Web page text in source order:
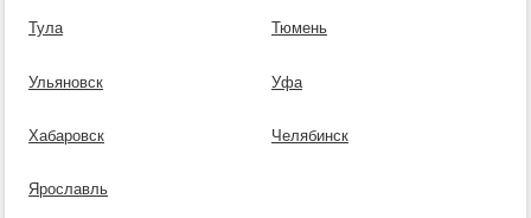
Тула Тюмень
Ульяновск Уфа
Хабаровск Челябинск
Ярославль